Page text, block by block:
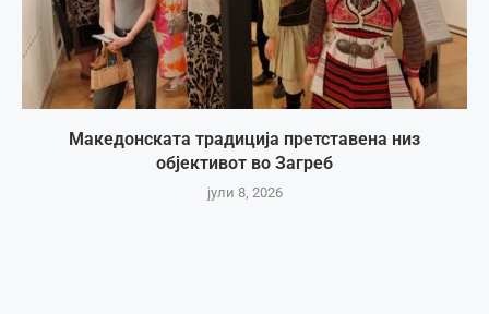
Македонската традиција претставена низ
објективот во Загреб
јули 8, 2026